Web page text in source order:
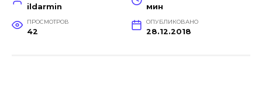
ildarmin мин
ПРОСМОТРОВ
42
ОПУБЛИКОВАНО
28.12.2018